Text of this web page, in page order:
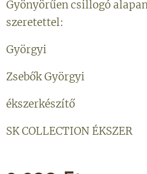
Gyönyörűen csillogó
szeretettel:
Györgyi
Zsebők Györgyi
ékszerkészítő
SK COLLECTION ÉKSZER